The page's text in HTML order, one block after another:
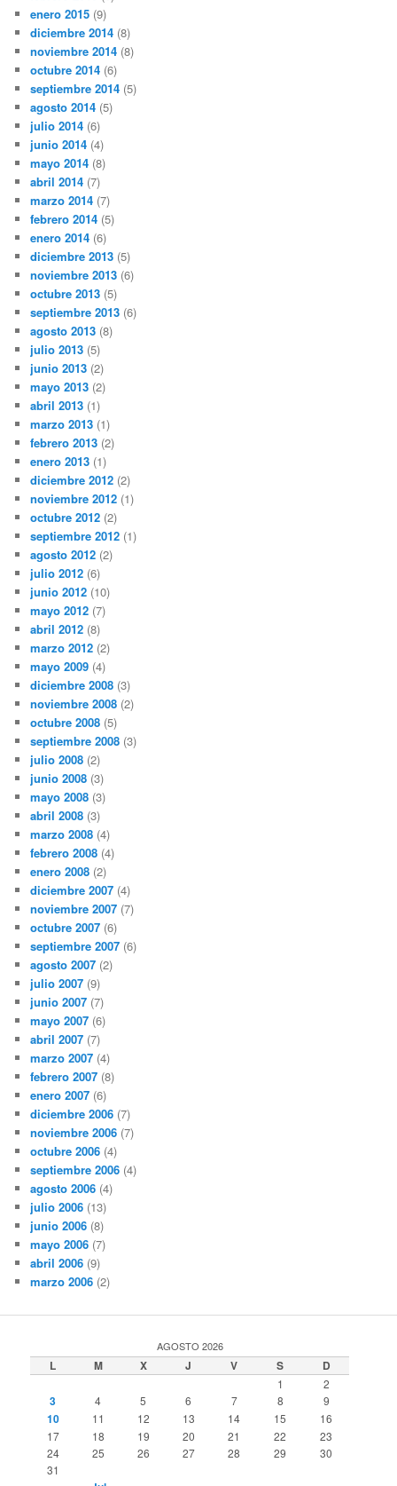
enero 2015 (9)
diciembre 2014 (8)
noviembre 2014 (8)
octubre 2014 (6)
septiembre 2014 (5)
agosto 2014 (5)
julio 2014 (6)
junio 2014 (4)
mayo 2014 (8)
abril 2014 (7)
marzo 2014 (7)
febrero 2014 (5)
enero 2014 (6)
diciembre 2013 (5)
noviembre 2013 (6)
octubre 2013 (5)
septiembre 2013 (6)
agosto 2013 (8)
julio 2013 (5)
junio 2013 (2)
mayo 2013 (2)
abril 2013 (1)
marzo 2013 (1)
febrero 2013 (2)
enero 2013 (1)
diciembre 2012 (2)
noviembre 2012 (1)
octubre 2012 (2)
septiembre 2012 (1)
agosto 2012 (2)
julio 2012 (6)
junio 2012 (10)
mayo 2012 (7)
abril 2012 (8)
marzo 2012 (2)
mayo 2009 (4)
diciembre 2008 (3)
noviembre 2008 (2)
octubre 2008 (5)
septiembre 2008 (3)
julio 2008 (2)
junio 2008 (3)
mayo 2008 (3)
abril 2008 (3)
marzo 2008 (4)
febrero 2008 (4)
enero 2008 (2)
diciembre 2007 (4)
noviembre 2007 (7)
octubre 2007 (6)
septiembre 2007 (6)
agosto 2007 (2)
julio 2007 (9)
junio 2007 (7)
mayo 2007 (6)
abril 2007 (7)
marzo 2007 (4)
febrero 2007 (8)
enero 2007 (6)
diciembre 2006 (7)
noviembre 2006 (7)
octubre 2006 (4)
septiembre 2006 (4)
agosto 2006 (4)
julio 2006 (13)
junio 2006 (8)
mayo 2006 (7)
abril 2006 (9)
marzo 2006 (2)
AGOSTO 2026
L M X J V S D
1 2
3 4 5 6 7 8 9
10 11 12 13 14 15
16
17
18 19 20 21 22
23
24
25 26 27 28 29
30
31